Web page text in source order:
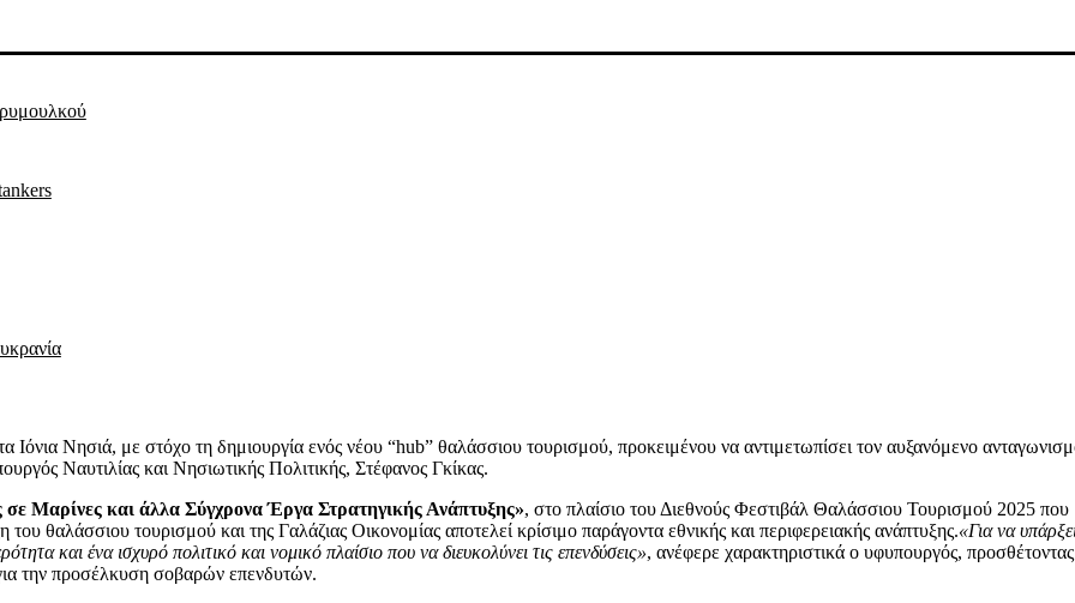
Ιόνια Νησιά, με στόχο τη δημιουργία ενός νέου “hub” θαλάσσιου τουρισμού, προκειμένου να αντιμετωπίσει τον αυξανόμενο
Ναυτιλίας και Νησιωτικής Πολιτικής, Στέφανος Γκίκας.
σε Μαρίνες και άλλα Σύγχρονα Έργα Στρατηγικής Ανάπτυξης», στο πλαίσιο του Διεθνούς Φεστιβάλ Θαλάσσιου Τουρισμού 2025 που
θαλάσσιου τουρισμού και της Γαλάζιας Οικονομίας αποτελεί κρίσιμο παράγοντα εθνικής και περιφερειακής ανάπτυξης.«Για να
και ένα ισχυρό πολιτικό και νομικό πλαίσιο που να διευκολύνει τις επενδύσεις», ανέφερε χαρακτηριστικά ο υφυπουργός, προσθέτοντας
την προσέλκυση σοβαρών επενδυτών.